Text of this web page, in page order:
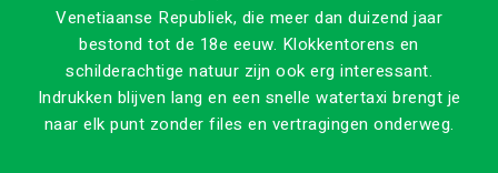
Venetiaanse Republiek, die meer dan duizend jaar
bestond tot de 18e eeuw. Klokkentorens en
schilderachtige natuur zijn ook erg interessant.
Indrukken blijven lang en een snelle watertaxi brengt je
naar elk punt zonder files en vertragingen onderweg.